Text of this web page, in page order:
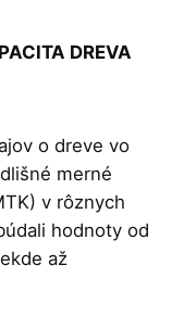
DREVA
o dreve vo
merné
v rôznych
hodnoty od
až